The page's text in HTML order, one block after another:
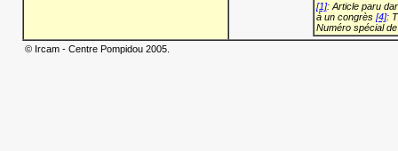
[1]: Article paru
à un congrès [4]:
Numéro spécial
© Ircam - Centre Pompidou 2005.